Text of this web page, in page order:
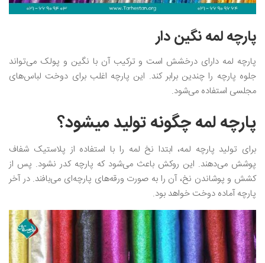
پارچه لمه نگین دار
پارچه لمه دارای درخشش است و ترکیب آن با نگین‌ و پولک می‌تواند
جلوه پارچه را چندین برابر کند. این پارچه اغلب برای دوخت لباس‌های
مجلسی استفاده می‌شود.
پارچه لمه چگونه تولید میشود؟
برای تولید پارچه لمه، ابتدا نخ لمه را با استفاده از پلاستیک شفاف
پوشش می‌دهند. این روکش باعث می‌شود که پارچه کدر نشود. پس از
کشش و پوشاندن نخ، آن را به صورت ورقه‌های پارچه‌ای می‌بافند. در آخر
پارچه آماده دوخت خواهد بود.